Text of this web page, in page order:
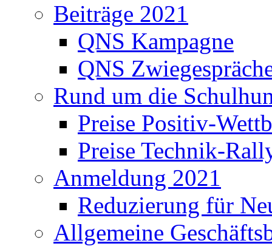
Beiträge 2021
QNS Kampagne
QNS
Rund um die
Preise Positiv-
Preise Technik-
Anmeldung 2021
Reduzierung für
Allgemeine